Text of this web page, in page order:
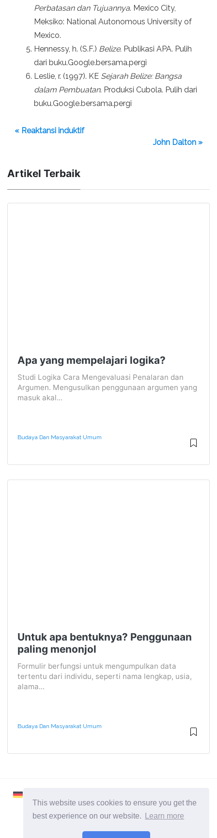
This website uses cookies to ensure you get the
best experience on our website.
Learn more
Perbatasan dan Tujuannya. Mexico City,
Meksiko: National Autonomous University of
Mexico.
Hennessy, h. (S.F.) Belize. Publikasi APA. Pulih
dari buku.Google.bersama.pergi
Leslie, r. (1997). KE Sejarah Belize: Bangsa
dalam Pembuatan. Produksi Cubola. Pulih dari
buku.Google.bersama.pergi
« Reaktansi induktif
John Dalton »
Artikel Terbaik
Apa yang mempelajari logika?
Studi Logika Cara Mengevaluasi Penalaran dan
Argumen. Mengusulkan penggunaan argumen yang
masuk akal...
Budaya Dan Masyarakat Umum
Untuk apa bentuknya? Penggunaan
paling menonjol
Formulir berfungsi untuk mengumpulkan data
tertentu dari individu, seperti nama lengkap, usia,
alama...
Budaya Dan Masyarakat Umum
2026 ©Learnaboutworld